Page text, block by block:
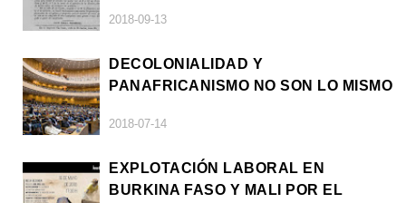
2018-09-13
DECOLONIALIDAD Y
PANAFRICANISMO NO SON LO MISMO
2018-07-14
EXPLOTACIÓN LABORAL EN
BURKINA FASO Y MALI POR EL